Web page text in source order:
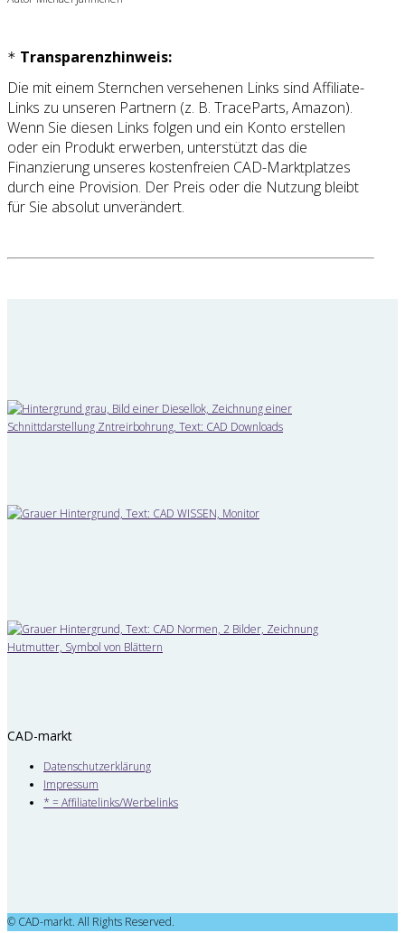
* Transparenzhinweis:
Die mit einem Sternchen versehenen Links sind Affiliate-
Links zu unseren Partnern (z. B. TraceParts, Amazon).
Wenn Sie diesen Links folgen und ein Konto erstellen
oder ein Produkt erwerben, unterstützt das die
Finanzierung unseres kostenfreien CAD-Marktplatzes
durch eine Provision. Der Preis oder die Nutzung bleibt
für Sie absolut unverändert.
CAD-markt
Datenschutzerklärung
Impressum
* = Affiliatelinks/Werbelinks
© CAD-markt. All Rights Reserved.